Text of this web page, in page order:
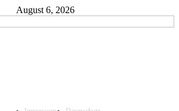
August 6, 2026